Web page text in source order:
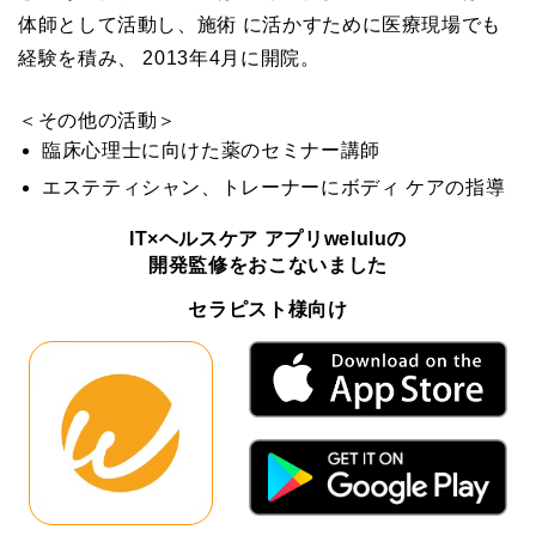
体師として活動し、施術 に活かすために医療現場でも
経験を積み、 2013年4月に開院。
＜その他の活動＞
臨床心理士に向けた薬のセミナー講師
エステティシャン、トレーナーにボディ ケアの指導
IT×ヘルスケア アプリweluluの
開発監修をおこないました
セラピスト様向け